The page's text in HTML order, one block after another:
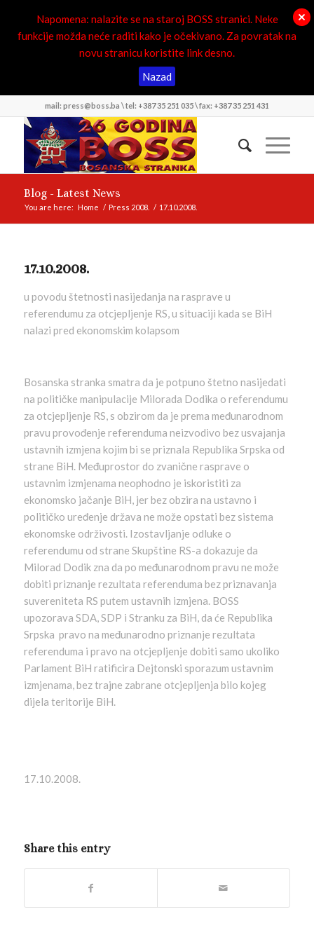
mail: press@boss.ba \ tel: +387 35 251 035 \ fax: +387 35 251 431
Blog - Latest News
You are here: Home / Press 2008. / 17.10.2008.
17.10.2008.
u povodu štetnosti nasijedanja na rasprave u
referendumu za otcjepljenje RS, u situaciji kada se BiH
nalazi pred ekonomskim kolapsom
Bosanska stranka smatra da je potpuno štetno nasijedati
na političke manipulacije Milorada Dodika o referendumu
za otcjepljenje RS, s obzirom da je prema međunarodnom
pravu provođenje referenduma neizvodivo bez usvajanja
ustavnih izmjena kojim bi se priznala Republika Srpska od
strane BiH. Međuprostor do zvanične rasprave o
ustavnim izmjenama neophodno je iskoristiti za
ekonomsko jačanje BiH, jer bez obzira na ustavno i
političko uređenje država ne može opstati bez sistema
ekonomske održivosti. Izostavljanje odluke o
referendumu od strane Skupštine RS-a dokazuje da
Milorad Dodik zna da po međunarodnom pravu ne može
dobiti priznanje rezultata referenduma bez priznavanja
suvereniteta RS putem ustavnih izmjena. BOSS
upozorava SDA, SDP i Stranku za BiH, da će Republika
Srpska pravo na međunarodno priznanje rezultata
referenduma i pravo na otcjepljenje dobiti samo ukoliko
Parlament BiH ratificira Dejtonski sporazum ustavnim
izmjenama, bez trajne zabrane otcjepljenja bilo kojeg
dijela teritorije BiH.
17.10.2008.
Share this entry
Napomena: nalazite se na staroj BOSS stranici. Neke
funkcije možda neće raditi kako je očekivano. Za povratak na
novu stranicu koristite link desno.
Nazad